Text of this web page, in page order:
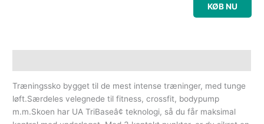
KØB NU
Træningssko bygget til de mest intense træninger, med tunge
løft.Særdeles velegnede til fitness, crossfit, bodypump
m.m.Skoen har UA TriBaseâ¢ teknologi, så du får maksimal